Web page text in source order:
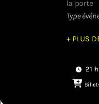
la porte
Type
+ PLUS
21